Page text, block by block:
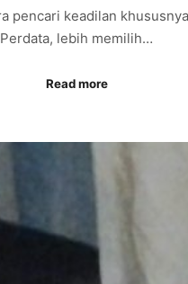
pencari keadilan
Perdata, lebih memilih…
Read more